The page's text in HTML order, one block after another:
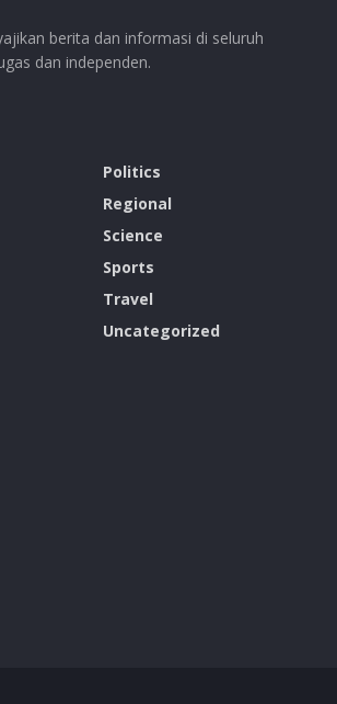
berita dan informasi di seluruh
dan independen.
Politics
Regional
Science
Sports
Travel
Uncategorized